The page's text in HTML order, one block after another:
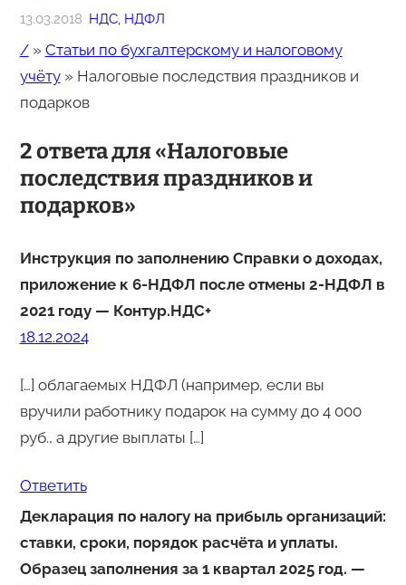
13.03.2018 НДС, НДФЛ
/» Статьи по бухгалтерскому и налоговому
учёту» Налоговые последствия праздников и
подарков
2 ответа для «Налоговые
последствия праздников и
подарков»
Инструкция по заполнению Справки о доходах,
приложение к 6-НДФЛ после отмены 2-НДФЛ в
2021 году — Контур.НДС+
18.12.2024
[…] облагаемых НДФЛ (например, если вы
вручили работнику подарок на сумму до 4 000
руб., а другие выплаты […]
Ответить
Декларация по налогу на прибыль организаций:
ставки, сроки, порядок расчёта и уплаты.
Образец заполнения за 1 квартал 2025 год. —